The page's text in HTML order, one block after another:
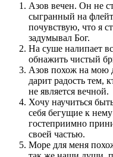
Азов вечен. Он не
сыгранный на
почувствую, что я
задумывал Бог.
На суше налипает
обнажить чистый
Азов похож на мою
дарит радость тем,
не является вечной.
Хочу научиться
себя бегущие к
гостеприимно
своей частью.
Море для меня